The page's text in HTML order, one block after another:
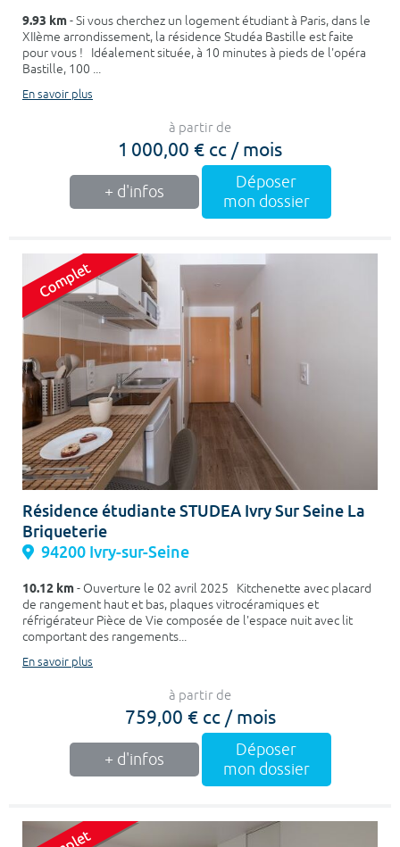
9.93 km- Si vous cherchez un logement étudiant à Paris, dans le
XIIème arrondissement, la résidence Studéa Bastille est faite
pour vous ! Idéalement située, à 10 minutes à pieds de l'opéra
Bastille, 100 ...
En savoir plus
à partir de
1 000,00 € cc / mois
+ d'infos
Déposer
mon dossier
Résidence étudiante STUDEA Ivry Sur Seine La
Briqueterie
94200 Ivry-sur-Seine
10.12 km- Ouverture le 02 avril 2025 Kitchenette avec placard
de rangement haut et bas, plaques vitrocéramiques et
réfrigérateur Pièce de Vie composée de l'espace nuit avec lit
comportant des rangements...
En savoir plus
à partir de
759,00 € cc / mois
+ d'infos
Déposer
mon dossier